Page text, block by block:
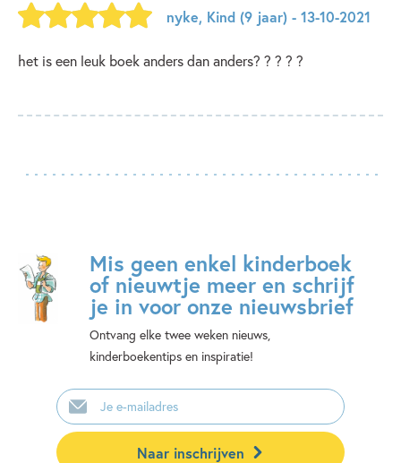
nyke, Kind (9 jaar) - 13-10-2021
het is een leuk boek anders dan anders? ? ? ? ?
Mis geen enkel kinderboek
of nieuwtje meer en schrijf
je in voor onze nieuwsbrief
Ontvang elke twee weken nieuws,
kinderboekentips en inspiratie!
E-
mailadres
Naar inschrijven